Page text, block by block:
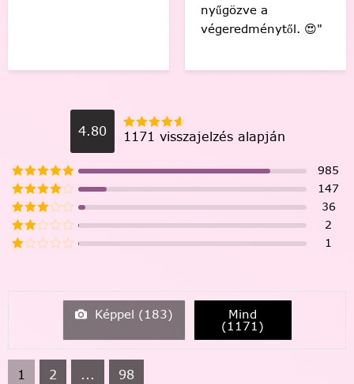
4.80 1171 visszajelzés alapján
985
147
36
2
1
Képpel (183) Mind
(1171)
1 2 ... 98